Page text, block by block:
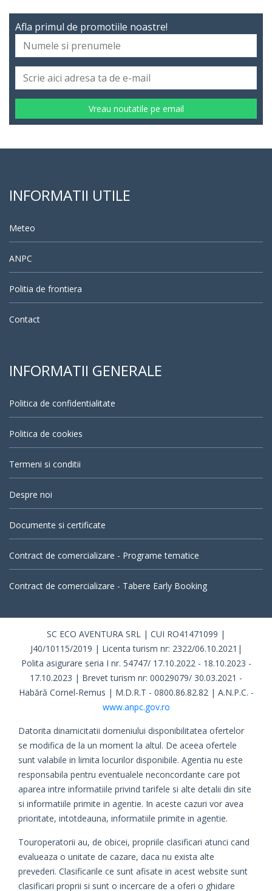
Afla primul de promotiile noastre!
Vreau noutatile pe email
INFORMATII UTILE
Meteo
ANPC
Politia de frontiera
Contact
INFORMATII GENERALE
Politica de confidentialitate
Politica de cookies
Termeni si conditii
Despre noi
Documente si certificate
Contract de comercializare - Programe tematice
Contract de comercializare - Tabere Early Booking
SC ECO AVENTURA SRL | CUI RO41471099 |
J40/10115/2019 | Licenta turism nr: 2322/06.10.2021|
Polita asigurare seria I nr. 54747/ 17.10.2022 - 18.10.2023 -
17.10.2023 | Brevet turism nr: 00029079/ 30.03.2021 -
Habără Cornel-Remus | M.D.R.T - 0800.86.82.82 | A.N.P.C. -
www.anpc.gov.ro
Datorita dinamicitatii domeniului disponibilitatea ofertelor
se modifica de la un moment la altul. De aceea ofertele
sunt valabile in limita locurilor disponibile. Agentia nu este
responsabila pentru eventualele neconcordante care pot
aparea intre informatiile privind tarifele si alte detalii din site
si informatiile primite in agentie. In aceste cazuri vor avea
prioritate, intotdeauna, informatiile primite in agentie.
Touroperatorii au, de obicei, propriile clasificari atunci cand
evalueaza o unitate de cazare, daca nu exista alte
prevederi. Clasificarile ce sunt afisate in acest website sunt
clasificari proprii si sunt o incercare de a oferi o ghidare